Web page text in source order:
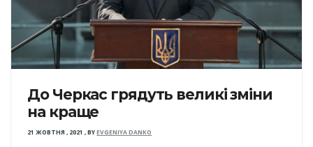
До Черкас грядуть великі зміни
на краще
21 ЖОВТНЯ , 2021 ,BYEVGENIYA DANKO